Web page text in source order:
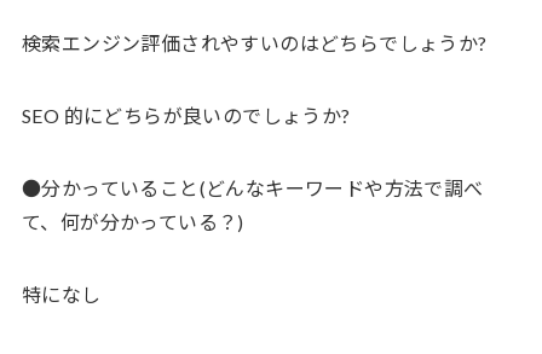
検索エンジン評価されやすいのはどちらでしょうか?
SEO 的にどちらが良いのでしょうか?
●分かっていること(どんなキーワードや方法で調べ
て、何が分かっている？)
特になし